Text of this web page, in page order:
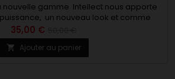
nouvelle gamme Intellect nous apporte
un nouveau look et comme
rapport qualité/prix. Le taux de
est amélioré de 1,5 %, ce qui signifie
tout les pilotes. Une large gamme de
les catégories de voitures RC. 2S...
35,00 €
 Ajouter au panier